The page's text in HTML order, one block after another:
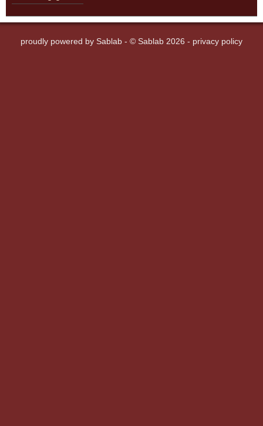
proudly powered by Sablab - © Sablab 2026 - privacy policy